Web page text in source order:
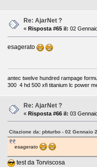
Re: AjarNet ?
« Risposta #65 il: 02
esagerato
antec twelve hundred rampage
300 4 hd 500 xfi titanium lc power
Re: AjarNet ?
« Risposta #66 il: 03
Citazione da: pbturbo - 02 Gennaio
esagerato
test da Torviscosa